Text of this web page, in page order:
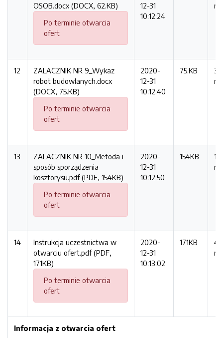
OSOB.docx (DOCX, 62.KB)
Po terminie otwarcia
ofert
12-31
10:12:24
12
ZALACZNIK NR 9_Wykaz
robot budowlanych.docx
(DOCX, 75.KB)
Po terminie otwarcia
ofert
2020-
12-31
10:12:40
75.KB
30
13
ZALACZNIK NR 10_Metoda i
sposób sporządzenia
kosztorysu.pdf (PDF, 154KB)
Po terminie otwarcia
ofert
2020-
12-31
10:12:50
154KB
18
14
Instrukcja uczestnictwa w
otwarciu ofert.pdf (PDF,
171KB)
Po terminie otwarcia
ofert
2020-
12-31
10:13:02
171KB
40
Informacja z otwarcia ofert